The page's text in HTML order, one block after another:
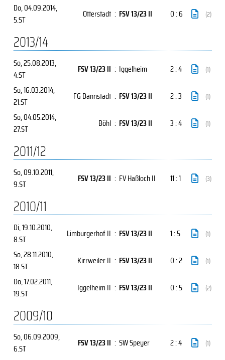
Do, 04.09.2014,
5.ST
Otterstadt : FSV 13/23 II 0 : 6 (2)
2013/14
So, 25.08.2013,
4.ST
FSV 13/23 II : Iggelheim 2 : 4 (1)
So, 16.03.2014,
21.ST
FG Dannstadt : FSV 13/23 II 2 : 3 (1)
So, 04.05.2014,
27.ST
Böhl : FSV 13/23 II 3 : 4 (1)
2011/12
So, 09.10.2011,
9.ST
FSV 13/23 II : FV Haßloch II 11 : 1 (3)
2010/11
Di, 19.10.2010,
8.ST
Limburgerhof II : FSV 13/23 II 1 : 5 (1)
So, 28.11.2010,
18.ST
Kirrweiler II : FSV 13/23 II 0 : 2 (1)
Do, 17.02.2011,
19.ST
Iggelheim II : FSV 13/23 II 0 : 5 (2)
2009/10
So, 06.09.2009,
6.ST
FSV 13/23 II : SW Speyer 2 : 4 (1)